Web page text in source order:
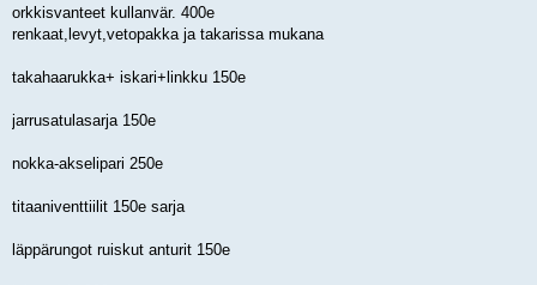
e
t
orkkisvanteet kullanvär. 400e
renkaat,levyt,vetopakka ja takarissa mukana
takahaarukka+ iskari+linkku 150e
jarrusatulasarja 150e
nokka-akselipari 250e
titaaniventtiilit 150e sarja
läppärungot ruiskut anturit 150e